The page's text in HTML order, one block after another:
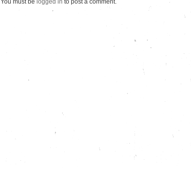
You must be logged in to post a comment.